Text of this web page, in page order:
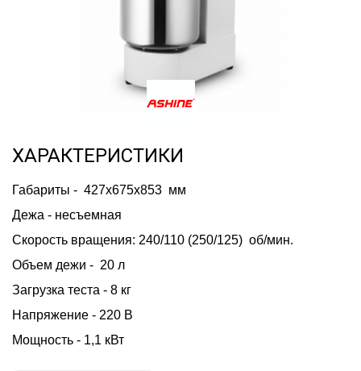
ХАРАКТЕРИСТИКИ
Габариты -  427х675х853  мм
Дежа - несъемная
Скорость вращения: 240/110 (250/125)  об/мин.
Объем дежи -  20 л
Загрузка теста - 8 кг
Напряжение - 220 В
Мощность - 1,1 кВт